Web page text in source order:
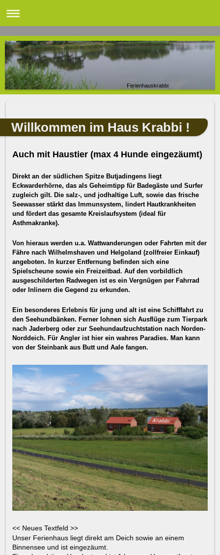
Ferienhauskrabbi
Willkommen im Haus Krabbi !
Auch mit Haustier (max 4 Hunde eingezäumt)
Direkt an der südlichen Spitze Butjadingens liegt
Eckwarderhörne, das als Geheimtipp für Badegäste und Surfer
zugleich gilt. Die salz-, und jodhaltige Luft, sowie das frische
Seewasser stärkt das Immunsystem, lindert Hautkrankheiten
und fördert das gesamte Kreislaufsystem (ideal für
Asthmakranke).
Von hieraus werden u.a. Wattwanderungen oder Fahrten mit der
Fähre nach Wilhelmshaven und Helgoland (zollfreier Einkauf)
angeboten. In kurzer Entfernung befinden sich eine
Spielscheune sowie ein Freizeitbad. Auf den vorbildlich
ausgeschilderten Radwegen ist es ein Vergnügen per Fahrrad
oder Inlinern die Gegend zu erkunden.
Ein besonderes Erlebnis für jung und alt ist eine Schifffahrt zu
den Seehundbänken. Ferner lohnen sich Ausflüge zum Tierpark
nach Jaderberg oder zur Seehundaufzuchtstation nach Norden-
Norddeich. Für Angler ist hier ein wahres Paradies. Man kann
von der Steinbank aus Butt und Aale fangen.
<< Neues Textfeld >>
Unser Ferienhaus liegt direkt am Deich sowie an einem
Binnensee und ist eingezäumt.